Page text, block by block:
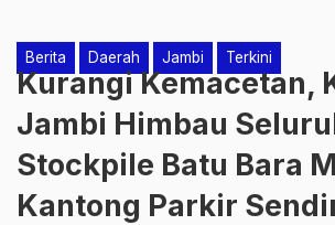
Berita Daerah Jambi Terkini
Kurangi Kemacetan,
Jambi Himbau
Stockpile Batu Bara
Kantong Parkir